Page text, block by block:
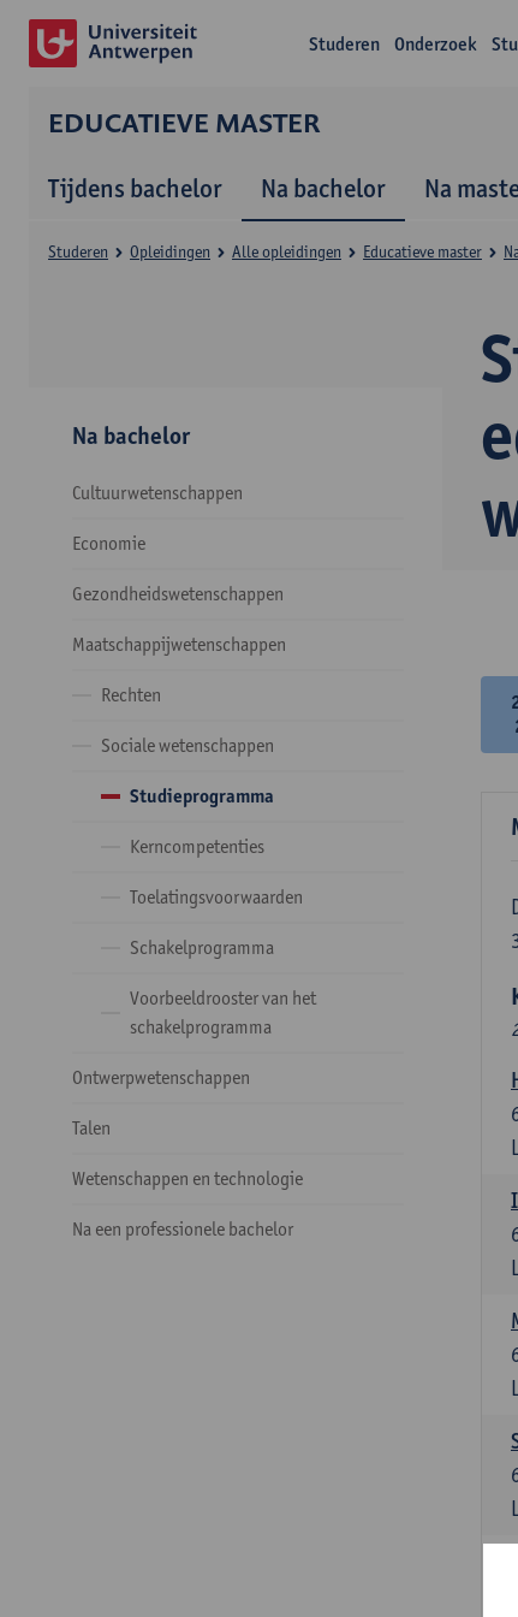
Studeren Onderzoek
EDUCATIEVE MASTER
Tijdens bachelor Na bachelor Na
Studeren Opleidingen Alle opleidingen Educatieve master
Na bachelor
Cultuurwetenschappen
Economie
Gezondheidswetenschappen
Maatschappijwetenschappen
Rechten
Sociale wetenschappen
Studieprogramma
Kerncompetenties
Toelatingsvoorwaarden
Schakelprogramma
Voorbeeldrooster van het
schakelprogramma
Ontwerpwetenschappen
Talen
Wetenschappen en technologie
Na een professionele bachelor